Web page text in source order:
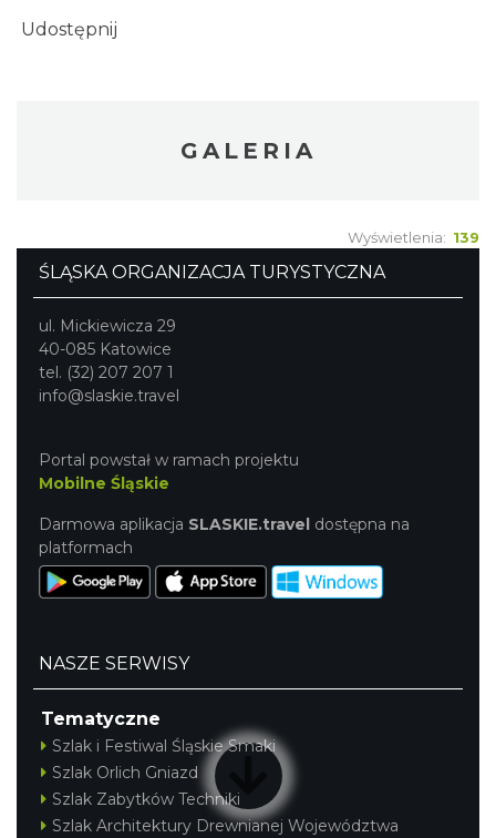
Udostępnij
GALERIA
Wyświetlenia: 139
ŚLĄSKA ORGANIZACJA TURYSTYCZNA
ul. Mickiewicza 29
40-085 Katowice
tel. (32) 207 207 1
info@slaskie.travel
Portal powstał w ramach projektu
Mobilne Śląskie
Darmowa aplikacja SLASKIE.travel dostępna na
platformach
NASZE SERWISY
Tematyczne
Szlak i Festiwal Śląskie Smaki
Szlak Orlich Gniazd
Szlak Zabytków Techniki
Szlak Architektury Drewnianej Województwa